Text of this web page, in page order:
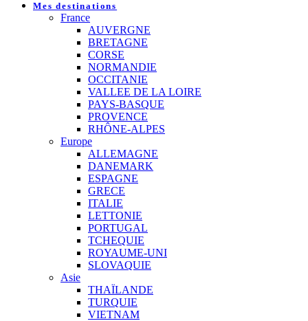
Mes destinations
France
AUVERGNE
BRETAGNE
CORSE
NORMANDIE
OCCITANIE
VALLEE DE LA LOIRE
PAYS-BASQUE
PROVENCE
RHÔNE-ALPES
Europe
ALLEMAGNE
DANEMARK
ESPAGNE
GRECE
ITALIE
LETTONIE
PORTUGAL
TCHEQUIE
ROYAUME-UNI
SLOVAQUIE
Asie
THAÏLANDE
TURQUIE
VIETNAM